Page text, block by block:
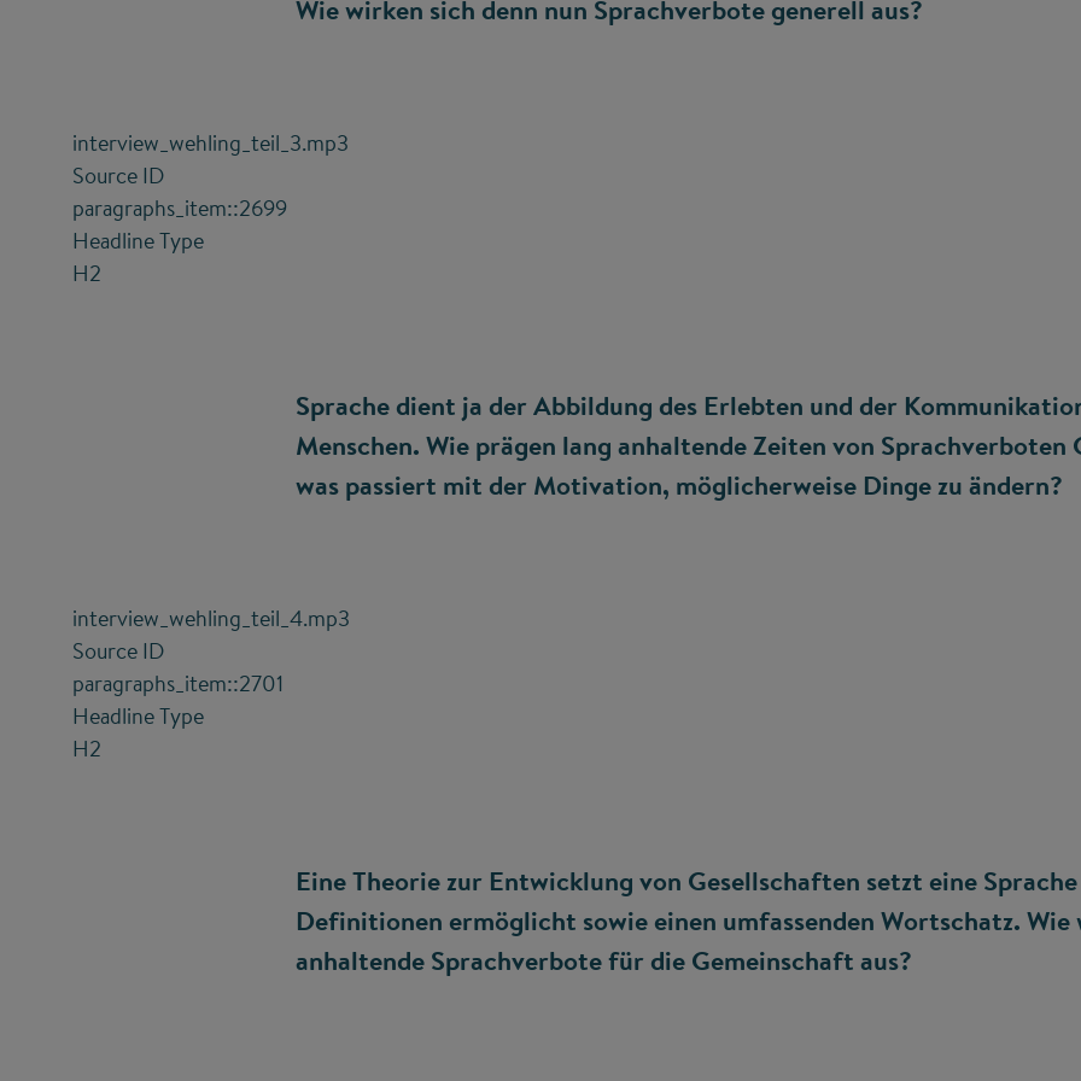
Wie wirken sich denn nun Sprachverbote generell aus?
interview_wehling_teil_3.mp3
Source ID
paragraphs_item::2699
Headline Type
H2
Sprache dient ja der Abbildung des Erlebten und der
Menschen. Wie prägen lang anhaltende Zeiten von Sprachverboten
was passiert mit der Motivation, möglicherweise Dinge zu ändern?
interview_wehling_teil_4.mp3
Source ID
paragraphs_item::2701
Headline Type
H2
Eine Theorie zur Entwicklung von Gesellschaften setzt eine
Definitionen ermöglicht sowie einen umfassenden Wortschatz. Wie
anhaltende Sprachverbote für die Gemeinschaft aus?